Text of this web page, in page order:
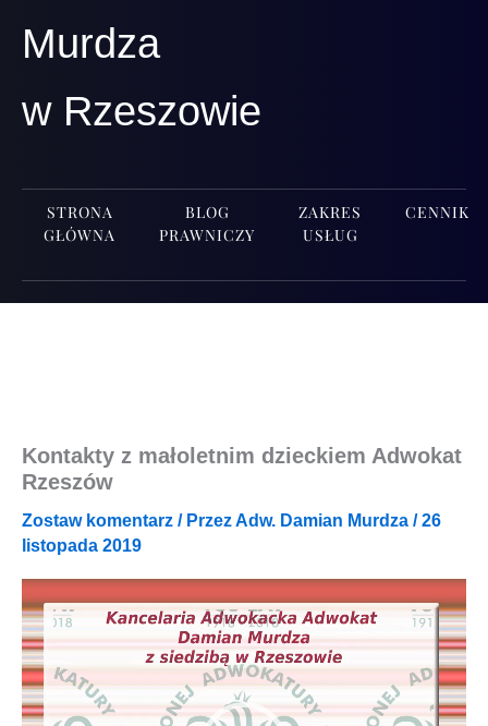
Murdza
w Rzeszowie
STRONA
GŁÓWNA
BLOG
PRAWNICZY
ZAKRES
USŁUG
CENNIK
Kontakty z małoletnim dzieckiem Adwokat
Rzeszów
Zostaw komentarz / PrzezAdw. Damian Murdza /26
listopada 2019
video